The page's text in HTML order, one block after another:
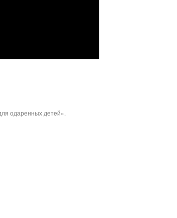
одаренных детей».